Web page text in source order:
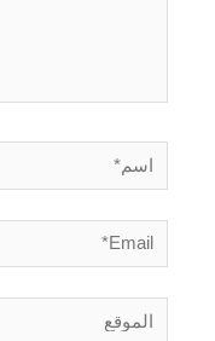
اسم*
Email*
الموقع